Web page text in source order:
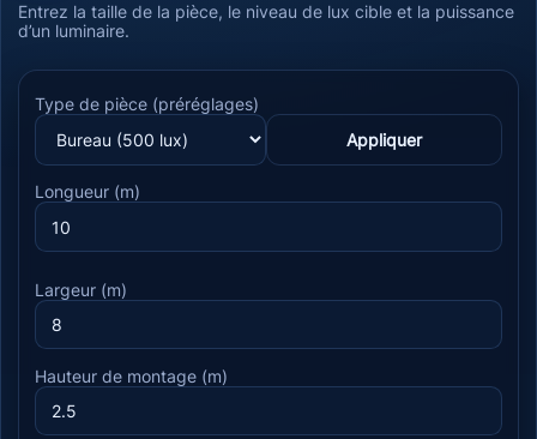
Entrez la taille de la pièce, le niveau de lux cible et la puissance
d’un luminaire.
Type de pièce (préréglages)
Appliquer
Longueur (m)
Largeur (m)
Hauteur de montage (m)